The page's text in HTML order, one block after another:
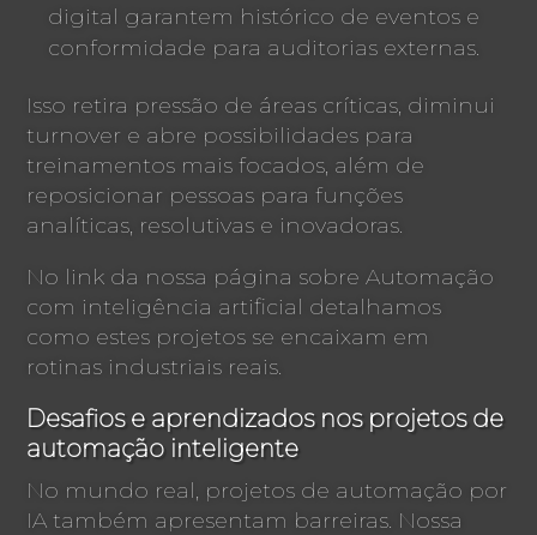
digital garantem histórico de eventos e
conformidade para auditorias externas.
Isso retira pressão de áreas críticas, diminui
turnover e abre possibilidades para
treinamentos mais focados, além de
reposicionar pessoas para funções
analíticas, resolutivas e inovadoras.
No link da nossa página sobre Automação
com inteligência artificial detalhamos
como estes projetos se encaixam em
rotinas industriais reais.
Desafios e aprendizados nos projetos de
automação inteligente
No mundo real, projetos de automação por
IA também apresentam barreiras. Nossa